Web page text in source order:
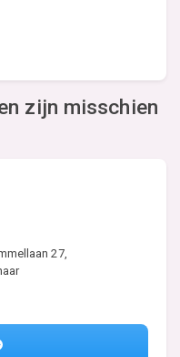
zijn misschien
27,